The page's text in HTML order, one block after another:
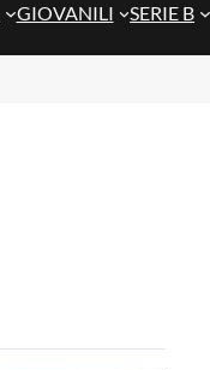
GIOVANILI SERIE B